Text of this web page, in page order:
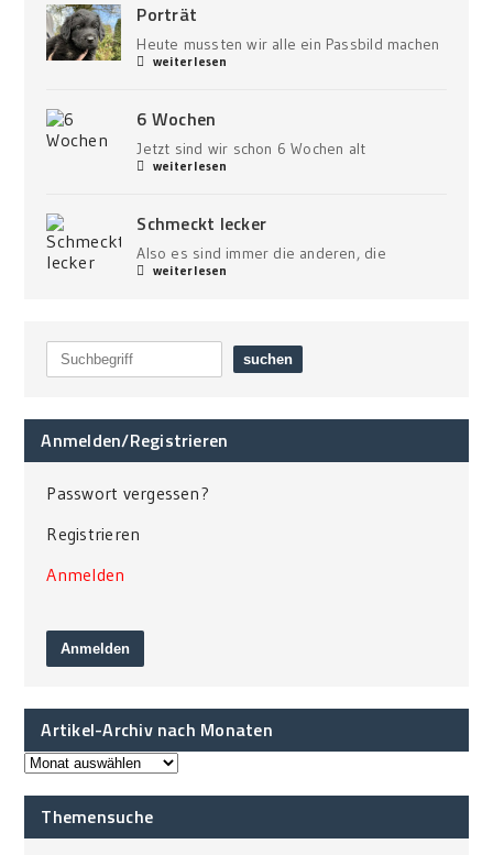
Porträt
Heute mussten wir alle ein Passbild machen
weiterlesen
6 Wochen
Jetzt sind wir schon 6 Wochen alt
weiterlesen
Schmeckt lecker
Also es sind immer die anderen, die
weiterlesen
Anmelden/Registrieren
Passwort vergessen?
Registrieren
Anmelden
Artikel-Archiv nach Monaten
Themensuche